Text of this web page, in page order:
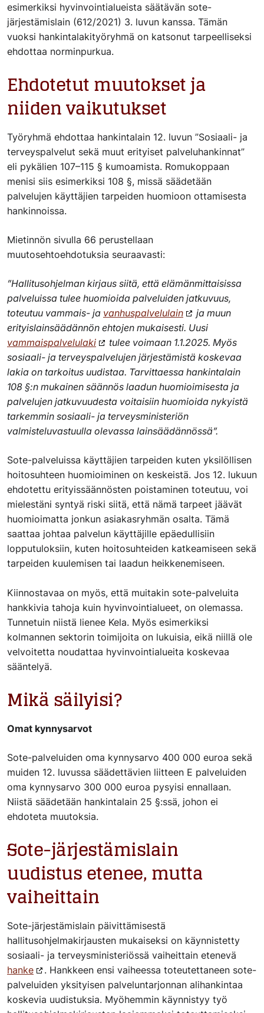
esimerkiksi hyvinvointialueista säätävän sote-
järjestämislain (612/2021) 3. luvun kanssa. Tämän
vuoksi hankintalakityöryhmä on katsonut tarpeelliseksi
ehdottaa norminpurkua.
Ehdotetut muutokset ja
niiden vaikutukset
Työryhmä ehdottaa hankintalain 12. luvun ”Sosiaali- ja
terveyspalvelut sekä muut erityiset palveluhankinnat”
eli pykälien 107–115 § kumoamista. Romukoppaan
menisi siis esimerkiksi 108 §, missä säädetään
palvelujen käyttäjien tarpeiden huomioon ottamisesta
hankinnoissa.
Mietinnön sivulla 66 perustellaan
muutosehtoehdotuksia seuraavasti:
”Hallitusohjelman kirjaus siitä, että elämänmittaisissa
palveluissa tulee huomioida palveluiden jatkuvuus,
toteutuu vammais- ja vanhuspalvelulain
ja muun
erityislainsäädännön ehtojen mukaisesti. Uusi
vammaispalvelulaki
tulee voimaan 1.1.2025. Myös
sosiaali- ja terveyspalvelujen järjestämistä koskevaa
lakia on tarkoitus uudistaa. Tarvittaessa hankintalain
108 §:n mukainen säännös laadun huomioimisesta ja
palvelujen jatkuvuudesta voitaisiin huomioida nykyistä
tarkemmin sosiaali- ja terveysministeriön
valmisteluvastuulla olevassa lainsäädännössä”.
Sote-palveluissa käyttäjien tarpeiden kuten yksilöllisen
hoitosuhteen huomioiminen on keskeistä. Jos 12. lukuun
ehdotettu erityissäännösten poistaminen toteutuu, voi
mielestäni syntyä riski siitä, että nämä tarpeet jäävät
huomioimatta jonkun asiakasryhmän osalta. Tämä
saattaa johtaa palvelun käyttäjille epäedullisiin
lopputuloksiin, kuten hoitosuhteiden katkeamiseen sekä
tarpeiden kuulemisen tai laadun heikkenemiseen.
Kiinnostavaa on myös, että muitakin sote-palveluita
hankkivia tahoja kuin hyvinvointialueet, on olemassa.
Tunnetuin niistä lienee Kela. Myös esimerkiksi
kolmannen sektorin toimijoita on lukuisia, eikä niillä ole
velvoitetta noudattaa hyvinvointialueita koskevaa
sääntelyä.
Mikä säilyisi?
Omat kynnysarvot
Sote-palveluiden oma kynnysarvo 400 000 euroa sekä
muiden 12. luvussa säädettävien liitteen E palveluiden
oma kynnysarvo 300 000 euroa pysyisi ennallaan.
Niistä säädetään hankintalain 25 §:ssä, johon ei
ehdoteta muutoksia.
Sote-järjestämislain
uudistus etenee, mutta
vaiheittain
Sote-järjestämislain päivittämisestä
hallitusohjelmakirjausten mukaiseksi on käynnistetty
sosiaali- ja terveysministeriössä vaiheittain etenevä
hanke
. Hankkeen ensi vaiheessa toteutettaneen sote-
palveluiden yksityisen palveluntarjonnan alihankintaa
koskevia uudistuksia. Myöhemmin käynnistyy työ